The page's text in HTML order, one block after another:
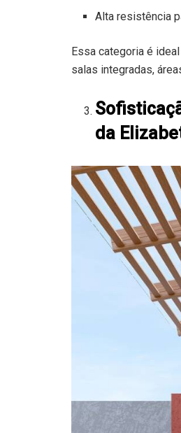
Alta resistência
Essa categoria é
salas integradas,
da